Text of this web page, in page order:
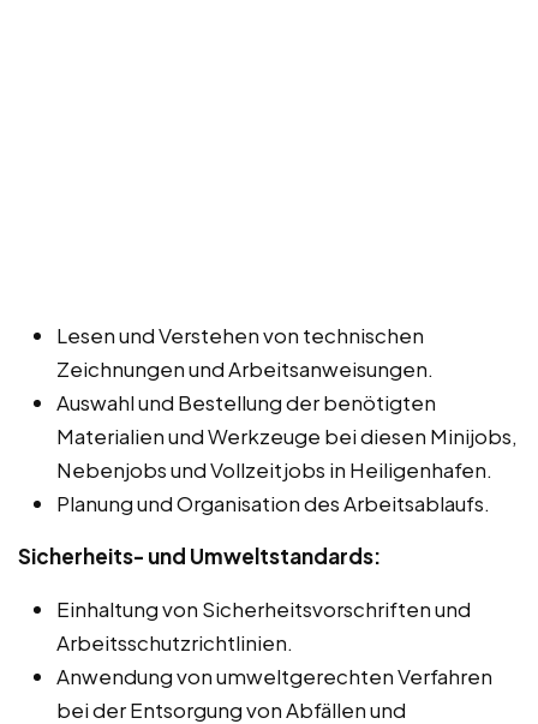
Lesen und Verstehen von technischen
Zeichnungen und Arbeitsanweisungen.
Auswahl und Bestellung der benötigten
Materialien und Werkzeuge bei diesen Minijobs,
Nebenjobs und Vollzeitjobs in Heiligenhafen.
Planung und Organisation des Arbeitsablaufs.
Sicherheits- und Umweltstandards:
Einhaltung von Sicherheitsvorschriften und
Arbeitsschutzrichtlinien.
Anwendung von umweltgerechten Verfahren
bei der Entsorgung von Abfällen und